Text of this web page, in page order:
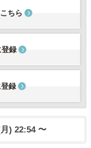
ちら
録
録
) 22:54 〜